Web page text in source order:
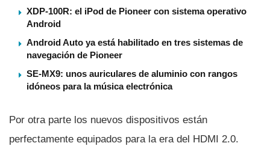
XDP-100R: el iPod de Pioneer con sistema operativo
Android
Android Auto ya está habilitado en tres sistemas de
navegación de Pioneer
SE-MX9: unos auriculares de aluminio con rangos
idóneos para la música electrónica
Por otra parte los nuevos dispositivos están
perfectamente equipados para la era del HDMI 2.0.